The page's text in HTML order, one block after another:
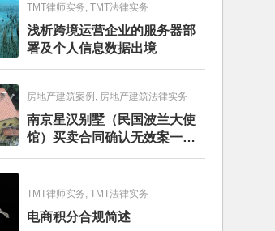
TMT律师实务, TMT法律实务
浅析跨境运营企业的服务器部
署及个人信息数据出境
房地产建筑案例, 房地产建筑法律实务
南京星汉别墅（民国波兰大使
馆）买卖合同确认无效案一审
判决书
TMT律师实务, TMT法律实务
电商积分合规简述